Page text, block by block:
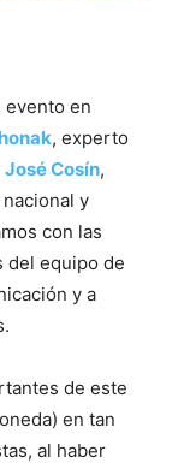
evento en
, experto
José Cosín,
y
con las
del equipo de
y a
de este
en tan
al haber